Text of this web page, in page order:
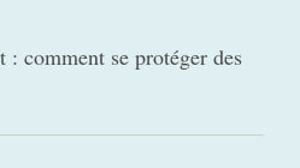
: comment se protéger des